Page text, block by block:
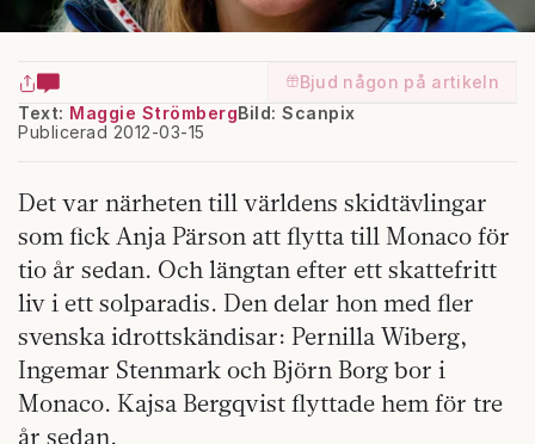
Bjud någon på artikeln
Text: Maggie Strömberg
Publicerad 2012-03-15
Bild: Scanpix
Det var närheten till världens skidtävlingar
som fick Anja Pärson att flytta till Monaco för
tio år sedan. Och längtan efter ett skattefritt
liv i ett solparadis. Den delar hon med fler
svenska idrottskändisar: Pernilla Wiberg,
Ingemar Stenmark och Björn Borg bor i
Monaco. Kajsa Bergqvist flyttade hem för tre
år sedan.